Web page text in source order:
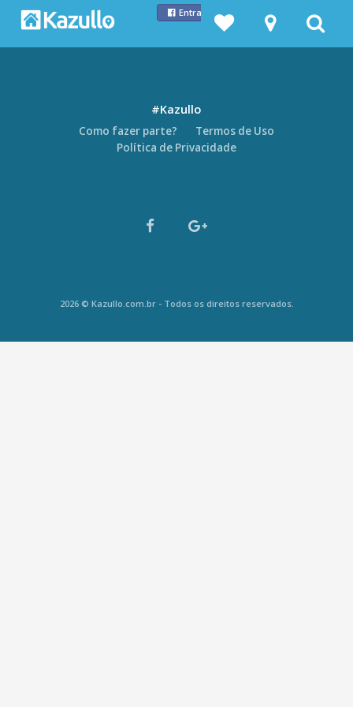
Entrar com Facebook
#Kazullo
Como fazer parte?
Termos de Uso
Política de Privacidade
2026 © Kazullo.com.br - Todos os direitos reservados.